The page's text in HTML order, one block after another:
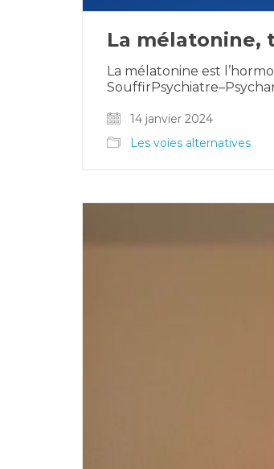
La mélatonine,
La mélatonine est
14 janvier 2024
Les voies alternatives